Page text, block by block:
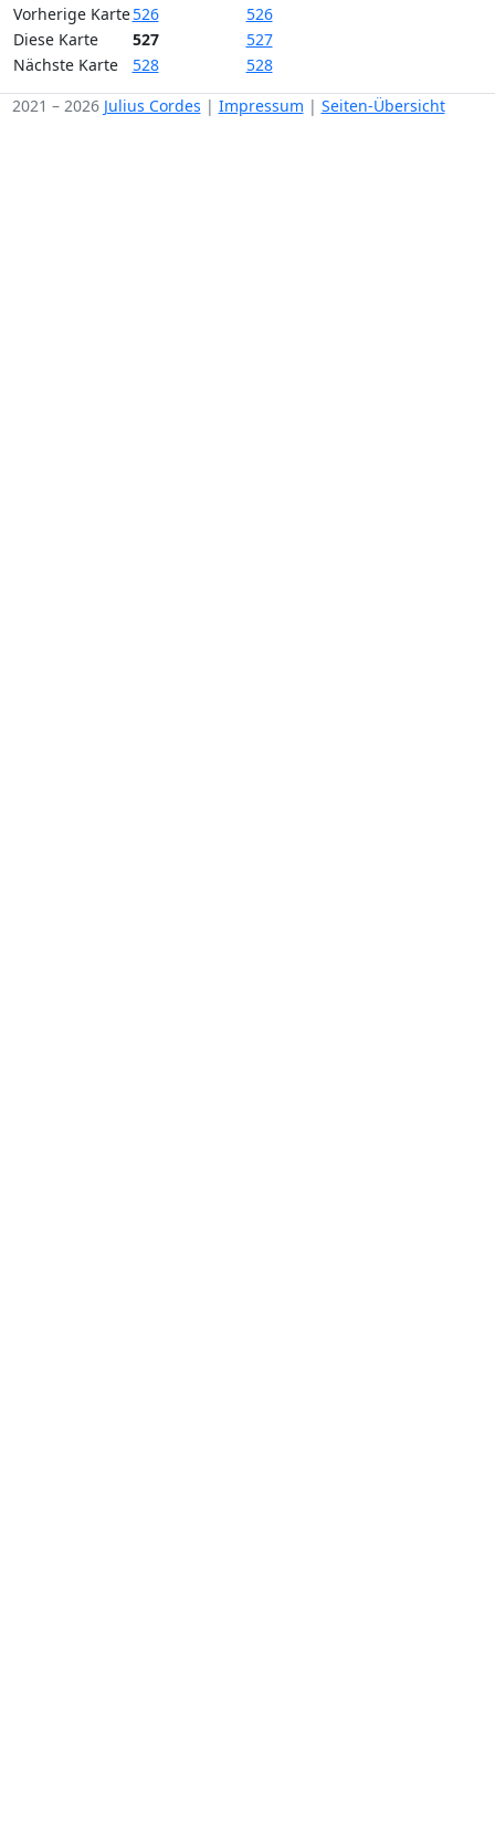
Vorherige Karte526
526
Diese Karte
527
527
Nächste Karte
528
528
2021 – 2026 Julius Cordes | Impressum | Seiten-Übersicht